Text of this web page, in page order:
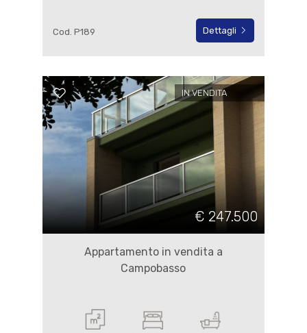
Cod. P189 Dettagli
IN VENDITA
€ 247.500
Appartamento in vendita a
Campobasso